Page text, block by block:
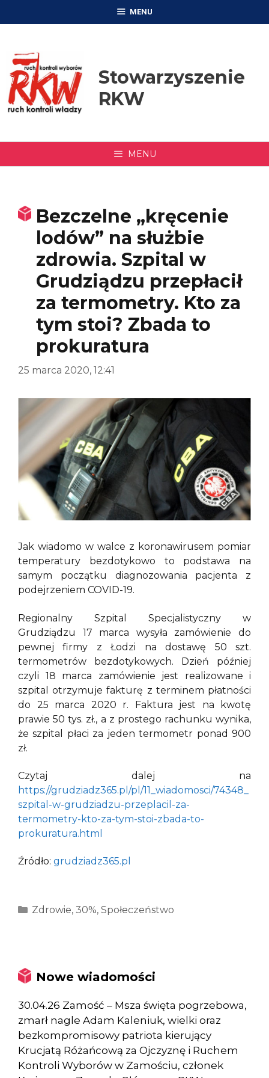
MENU
Stowarzyszenie
RKW
MENU
Bezczelne „kręcenie
lodów” na służbie
zdrowia. Szpital w
Grudziądzu przepłacił
za termometry. Kto za
tym stoi? Zbada to
prokuratura
25 marca 2020, 12:41
Jak wiadomo w walce z koronawirusem pomiar
temperatury bezdotykowo to podstawa na
samym początku diagnozowania pacjenta z
podejrzeniem COVID-19.
Regionalny Szpital Specjalistyczny w
Grudziądzu 17 marca wysyła zamówienie do
pewnej firmy z Łodzi na dostawę 50 szt.
termometrów bezdotykowych. Dzień później
czyli 18 marca zamówienie jest realizowane i
szpital otrzymuje fakturę z terminem płatności
do 25 marca 2020 r. Faktura jest na kwotę
prawie 50 tys. zł., a z prostego rachunku wynika,
że szpital płaci za jeden termometr ponad 900
zł.
Czytaj dalej na
https://grudziadz365.pl/pl/11_wiadomosci/74348_
szpital-w-grudziadzu-przeplacil-za-
termometry-kto-za-tym-stoi-zbada-to-
prokuratura.html
Źródło: grudziadz365.pl
Kategorie
Zdrowie, 30%, Społeczeństwo
Nowe wiadomości
30.04.26 Zamość – Msza święta pogrzebowa,
zmarł nagle Adam Kaleniuk, wielki oraz
bezkompromisowy patriota kierujący
Krucjatą Różańcową za Ojczyznę i Ruchem
Kontroli Wyborów w Zamościu, członek